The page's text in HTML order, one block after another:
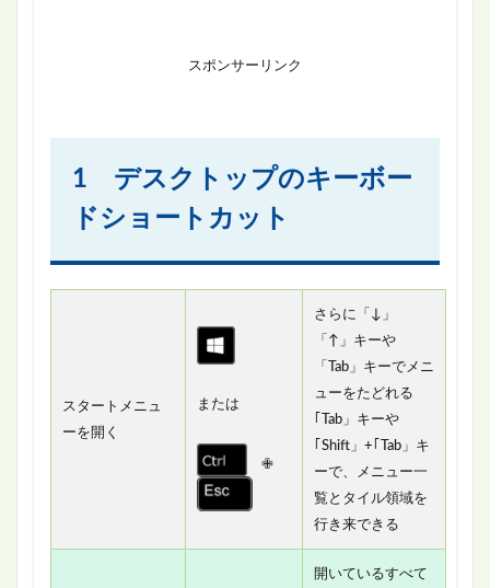
スポンサーリンク
1 デスクトップのキーボー
ドショートカット
スタートメニュ
ーを開く
または
✙
さらに「↓」
「↑」キーや
「Tab」キーでメニ
ューをたどれる
｢Tab」キーや
｢Shift」+｢Tab」キ
ーで、メニュー一
覧とタイル領域を
行き来できる
開いているすべて